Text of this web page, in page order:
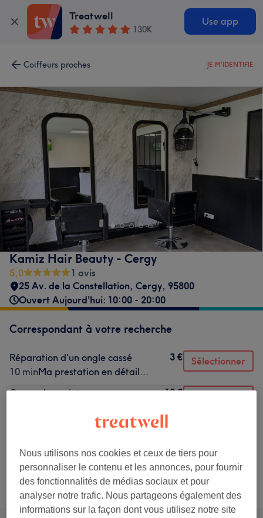
Treatwell
130K
Use app
Coiffeurs proches JE M'IDENTIFIE
Kamiz Hair Beauty - Cergy
5,0
1 avis
25 Av. de la Constellation, Cergy, 95800
Ouvert Aujourd'hui: 10:00 - 20:00
Correspondant à votre recherche
Réparation d'un ongle cassé
10 minMa prestation en détail...
3 € Sélectionner
Coupe des pointes
10 €
Dépose d'extensions de cils
15 €
Ce n'est pas ce que vous recherchiez ?
Recherchez dans notre liste de prestations
Nous utilisons nos cookies et ceux de tiers pour
personnaliser le contenu et les annonces, pour fournir
des fonctionnalités de médias sociaux et pour
analyser notre trafic. Nous partageons également des
informations sur la façon dont vous utilisez notre site